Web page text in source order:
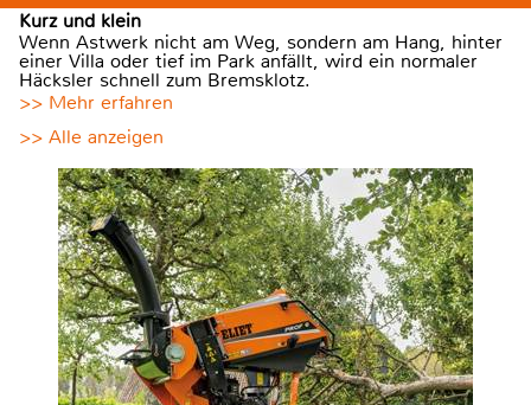
Kurz und klein
Wenn Astwerk nicht am Weg, sondern am Hang, hinter
einer Villa oder tief im Park anfällt, wird ein normaler
Häcksler schnell zum Bremsklotz.
>> Mehr erfahren
>> Alle anzeigen